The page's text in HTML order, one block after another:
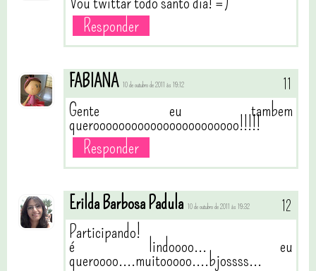
Responder
FABIANA 10 de outubro de 2011 às 19:12
Gente eu tambem
querooooooooooooooooooooooo!!!!!
Responder
Erilda Barbosa Padula 10 de outubro de 2011 às 19:32
Participando!
é lindoooo... eu
queroooo....muitooooo....bjossss...